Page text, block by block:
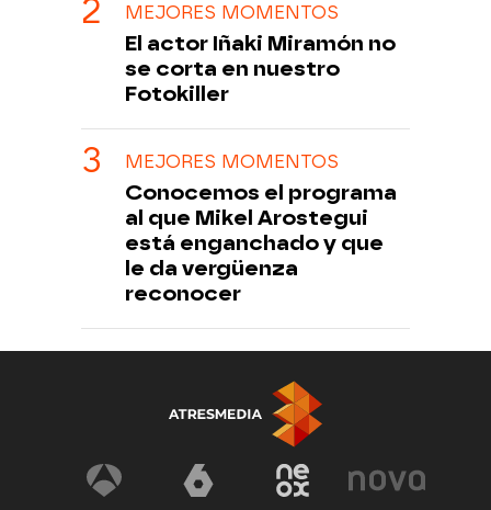
MEJORES MOMENTOS
El actor Iñaki Miramón no
se corta en nuestro
Fotokiller
MEJORES MOMENTOS
Conocemos el programa
al que Mikel Arostegui
está enganchado y que
le da vergüenza
reconocer